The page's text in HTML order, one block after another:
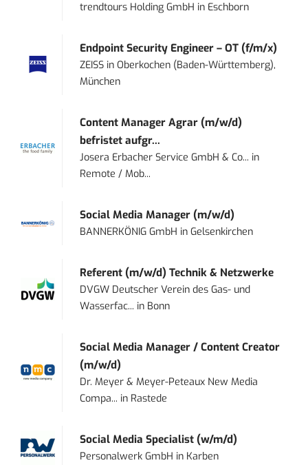
trendtours Holding GmbH in Eschborn
Endpoint Security Engineer – OT (f/m/x)
ZEISS inOberkochen (Baden-Württemberg),
München
Content Manager Agrar (m/w/d)
befristet aufgr...
Josera Erbacher Service GmbH & Co... in
Remote / Mob...
Social Media Manager (m/w/d)
BANNERKÖNIG GmbH inGelsenkirchen
Referent (m/w/d) Technik & Netzwerke
DVGW Deutscher Verein des Gas- und
Wasserfac... in Bonn
Social Media Manager / Content Creator
(m/w/d)
Dr. Meyer & Meyer-Peteaux New Media
Compa... in Rastede
Social Media Specialist (w/m/d)
Personalwerk GmbH in Karben